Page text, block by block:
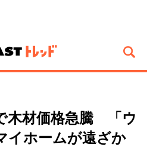
木材価格急騰 「ウ
イホームが遠ざか